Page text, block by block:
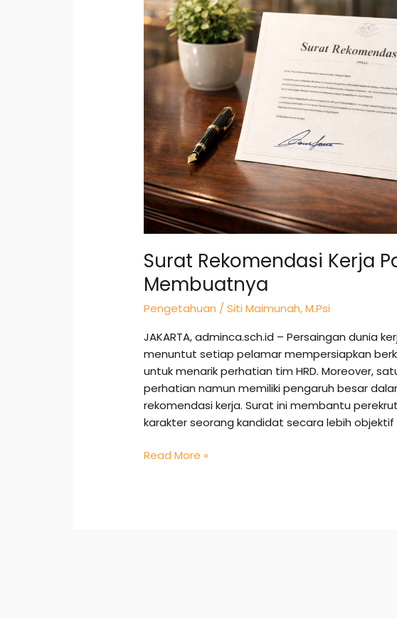
Surat Rekomendasi Kerja
Membuatnya
Pengetahuan /Siti Maimunah, M.Psi
JAKARTA, adminca.sch.id – Persaingan dunia
menuntut setiap pelamar mempersiapkan
untuk menarik perhatian tim HRD. Moreover,
perhatian namun memiliki pengaruh besar
rekomendasi kerja. Surat ini membantu
karakter seorang kandidat secara lebih
Panduan
Lengkap
Membuatnya
Read More »